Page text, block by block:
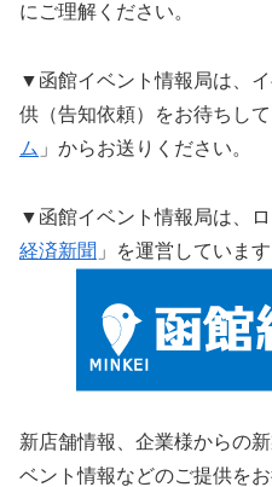
にご理解ください。
▼函館イベント情報局は、
供（告知依頼）をお待ちし
ム 」からお送りください。
▼函館イベント情報局は、
経済新聞 」を運営しています
新店舗情報、企業様からの
ベント情報などのご提供を